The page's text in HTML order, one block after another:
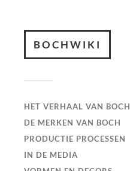
BOCHWIKI
HET VERHAAL VAN BOCH
DE MERKEN VAN BOCH
PRODUCTIE PROCESSEN
IN DE MEDIA